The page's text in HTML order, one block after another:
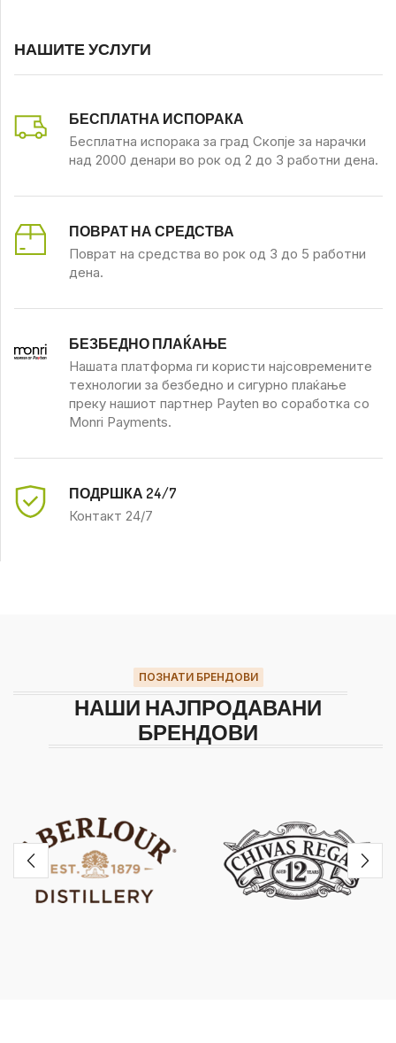
НАШИТЕ УСЛУГИ
БЕСПЛАТНА ИСПОРАКА
Бесплатна испорака за град Скопје за нарачки
над 2000 денари во рок од 2 до 3 работни дена.
ПОВРАТ НА СРЕДСТВА
Поврат на средства во рок од 3 до 5 работни
дена.
БЕЗБЕДНО ПЛАЌАЊЕ
Нашата платформа ги користи најсовремените
технологии за безбедно и сигурно плаќање
преку нашиот партнер Payten во соработка со
Monri Payments.
ПОДРШКА 24/7
Контакт 24/7
ПОЗНАТИ БРЕНДОВИ
НАШИ НАЈПРОДАВАНИ
БРЕНДОВИ